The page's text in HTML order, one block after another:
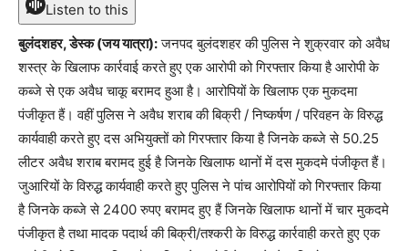
Listen to this
बुलंदशहर, डेस्क (जय यात्रा):जनपद बुलंदशहर की पुलिस ने शुक्रवार को अवैध
शस्त्र के खिलाफ कार्रवाई करते हुए एक आरोपी को गिरफ्तार किया है आरोपी के
कब्जे से एक अवैध चाकू बरामद हुआ है। आरोपियों के खिलाफ एक मुकदमा
पंजीकृत हैं। वहीं पुलिस ने अवैध शराब की बिक्री / निष्कर्षण / परिवहन के विरुद्ध
कार्यवाही करते हुए दस अभियुक्तों को गिरफ्तार किया है जिनके कब्जे से 50.25
लीटर अवैध शराब बरामद हुई है जिनके खिलाफ थानों में दस मुकदमे पंजीकृत हैं।
जुआरियों के विरुद्ध कार्यवाही करते हुए पुलिस ने पांच आरोपियों को गिरफ्तार किया
है जिनके कब्जे से 2400 रुपए बरामद हुए हैं जिनके खिलाफ थानों में चार मुकदमे
पंजीकृत है तथा मादक पदार्थ की बिक्री/तश्करी के विरुद्ध कार्रवाही करते हुए एक